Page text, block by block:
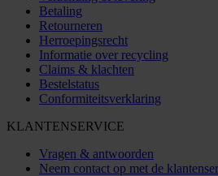
Betaling
Retourneren
Herroepingsrecht
Informatie over recycling
Claims & klachten
Bestelstatus
Conformiteitsverklaring
KLANTENSERVICE
Vragen & antwoorden
Neem contact op met de